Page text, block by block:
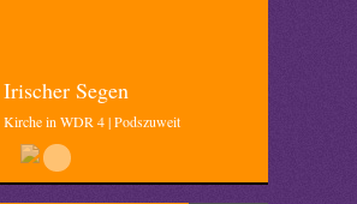
Irischer Segen
Kirche in WDR 4 | Podszuweit